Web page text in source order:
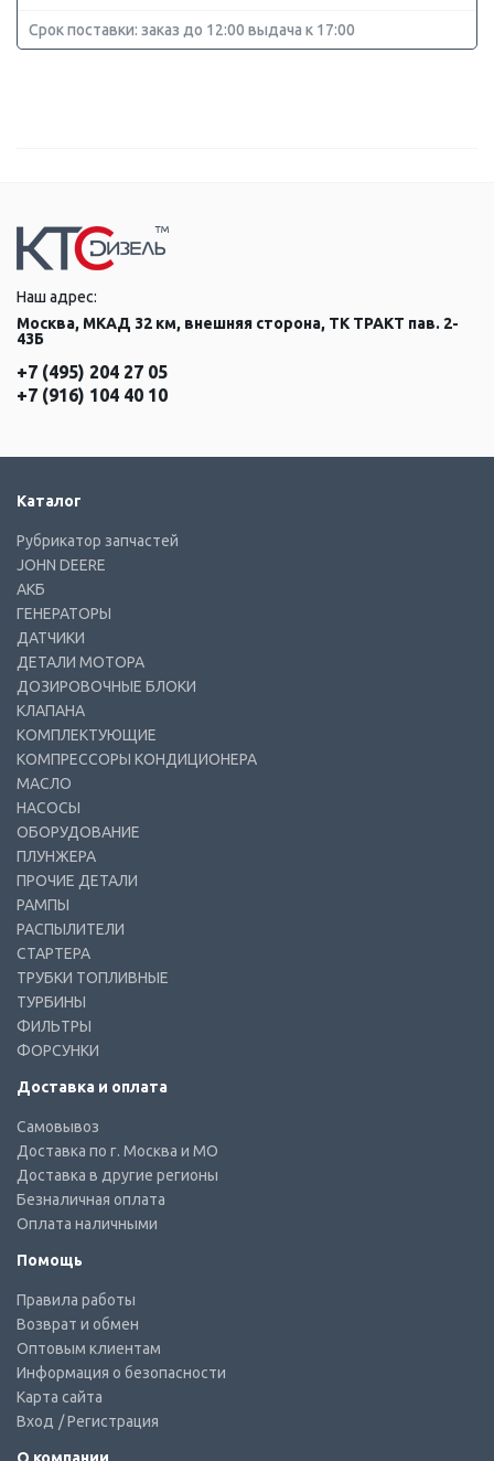
Срок поставки: заказ до 12:00 выдача к 17:00
Наш адрес:
Москва, МКАД 32 км, внешняя сторона, ТК ТРАКТ пав. 2-
43Б
+7 (495) 204 27 05
+7 (916) 104 40 10
Каталог
Рубрикатор запчастей
JOHN DEERE
АКБ
ГЕНЕРАТОРЫ
ДАТЧИКИ
ДЕТАЛИ МОТОРА
ДОЗИРОВОЧНЫЕ БЛОКИ
КЛАПАНА
КОМПЛЕКТУЮЩИЕ
КОМПРЕССОРЫ КОНДИЦИОНЕРА
МАСЛО
НАСОСЫ
ОБОРУДОВАНИЕ
ПЛУНЖЕРА
ПРОЧИЕ ДЕТАЛИ
РАМПЫ
РАСПЫЛИТЕЛИ
СТАРТЕРА
ТРУБКИ ТОПЛИВНЫЕ
ТУРБИНЫ
ФИЛЬТРЫ
ФОРСУНКИ
Доставка и оплата
Самовывоз
Доставка по г. Москва и МО
Доставка в другие регионы
Безналичная оплата
Оплата наличными
Помощь
Правила работы
Возврат и обмен
Оптовым клиентам
Информация о безопасности
Карта сайта
Вход / Регистрация